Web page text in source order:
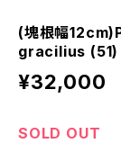
(塊根幅
gracilius (51)
¥32,000
SOLD OUT